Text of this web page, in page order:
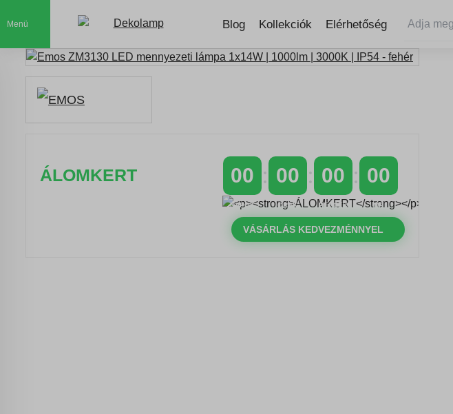
Menü Blog Kollekciók Elérhetőség
ÁLOMKERT 00
NAPOK
00
ÓRÁK
00
PERCEK
00
MP
VÁSÁRLÁS KEDVEZMÉNNYEL